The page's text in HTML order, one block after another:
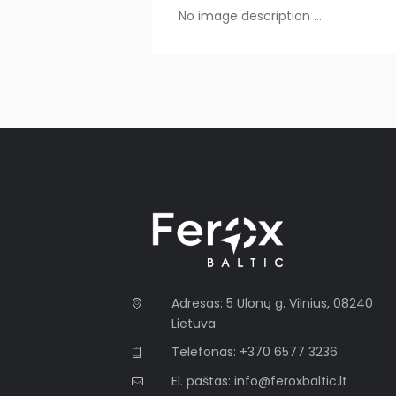
No image description ...
Adresas: 5 Ulonų g. Vilnius, 08240
Lietuva
Telefonas: +370 6577 3236
El. paštas: info@feroxbaltic.lt